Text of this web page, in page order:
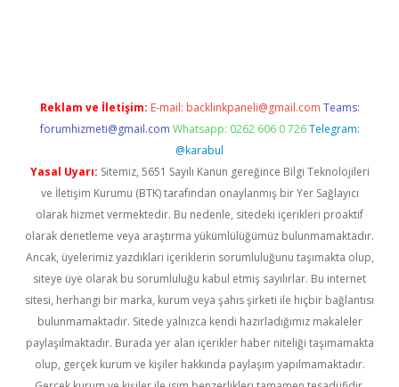
Reklam ve İletişim: E-mail: backlinkpaneli@gmail.com Teams:
forumhizmeti@gmail.com Whatsapp: 0262 606 0 726 Telegram:
@karabul
Yasal Uyarı: Sitemiz, 5651 Sayılı Kanun gereğince Bilgi Teknolojileri
ve İletişim Kurumu (BTK) tarafından onaylanmış bir Yer Sağlayıcı
olarak hizmet vermektedir. Bu nedenle, sitedeki içerikleri proaktif
olarak denetleme veya araştırma yükümlülüğümüz bulunmamaktadır.
Ancak, üyelerimiz yazdıkları içeriklerin sorumluluğunu taşımakta olup,
siteye üye olarak bu sorumluluğu kabul etmiş sayılırlar. Bu internet
sitesi, herhangi bir marka, kurum veya şahıs şirketi ile hiçbir bağlantısı
bulunmamaktadır. Sitede yalnızca kendi hazırladığımız makaleler
paylaşılmaktadır. Burada yer alan içerikler haber niteliği taşımamakta
olup, gerçek kurum ve kişiler hakkında paylaşım yapılmamaktadır.